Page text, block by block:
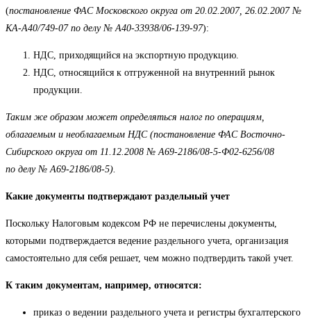
(постановление ФАС Московского округа от 20.02.2007, 26.02.2007 №
КА-А40/749-07 по делу № А40-33938/06-139-97):
НДС, приходящийся на экспортную продукцию.
НДС, относящийся к отгруженной на внутренний рынок
продукции.
Таким же образом может определяться налог по операциям,
облагаемым и необлагаемым НДС (постановление ФАС Восточно-
Сибирского округа от 11.12.2008 № А69-2186/08-5-Ф02-6256/08
по делу № А69-2186/08-5).
Какие документы подтверждают раздельный учет
Поскольку Налоговым кодексом РФ не перечислены документы,
которыми подтверждается ведение раздельного учета, организация
самостоятельно для себя решает, чем можно подтвердить такой учет.
К таким документам, например, относятся:
приказ о ведении раздельного учета и регистры бухгалтерского